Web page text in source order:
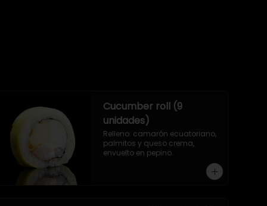
Cucumber roll (9
unidades)
Relleno: camarón ecuatoriano,
palmitos y queso crema,
envuelto en pepino.